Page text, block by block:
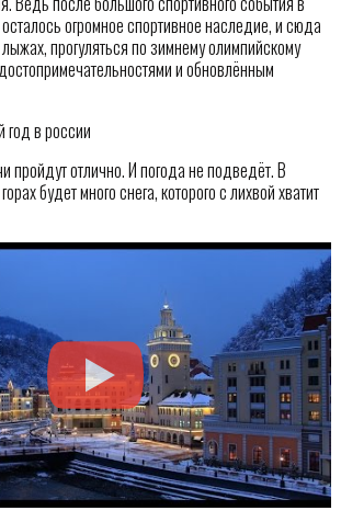
огромное спортивное наследие, и сюда
прогуляться по зимнему олимпийскому
и обновлённым
пройдут отлично. И погода не подведёт. В
будет много снега, которого с лихвой хватит